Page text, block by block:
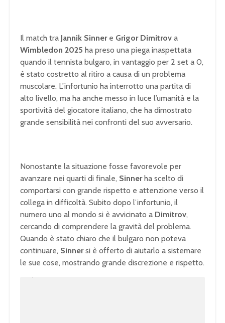
Il match tra Jannik Sinnere Grigor Dimitrov a
Wimbledon 2025 ha preso una piega inaspettata
quando il tennista bulgaro, in vantaggio per 2 set a 0,
è stato costretto al ritiro a causa di un problema
muscolare. L’infortunio ha interrotto una partita di
alto livello, ma ha anche messo in luce l’umanità e la
sportività del giocatore italiano, che ha dimostrato
grande sensibilità nei confronti del suo avversario.
Nonostante la situazione fosse favorevole per
avanzare nei quarti di finale, Sinnerha scelto di
comportarsi con grande rispetto e attenzione verso il
collega in difficoltà. Subito dopo l’infortunio, il
numero uno al mondo si è avvicinato a Dimitrov,
cercando di comprendere la gravità del problema.
Quando è stato chiaro che il bulgaro non poteva
continuare, Sinnersi è offerto di aiutarlo a sistemare
le sue cose, mostrando grande discrezione e rispetto.